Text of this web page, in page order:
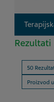
Rezultati
Results